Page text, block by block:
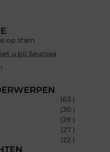
op stam
u bij Seurosa
(63 )
(30 )
(29 )
(27 )
(22 )